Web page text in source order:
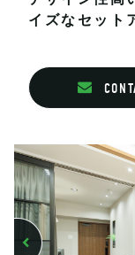
イズなセット